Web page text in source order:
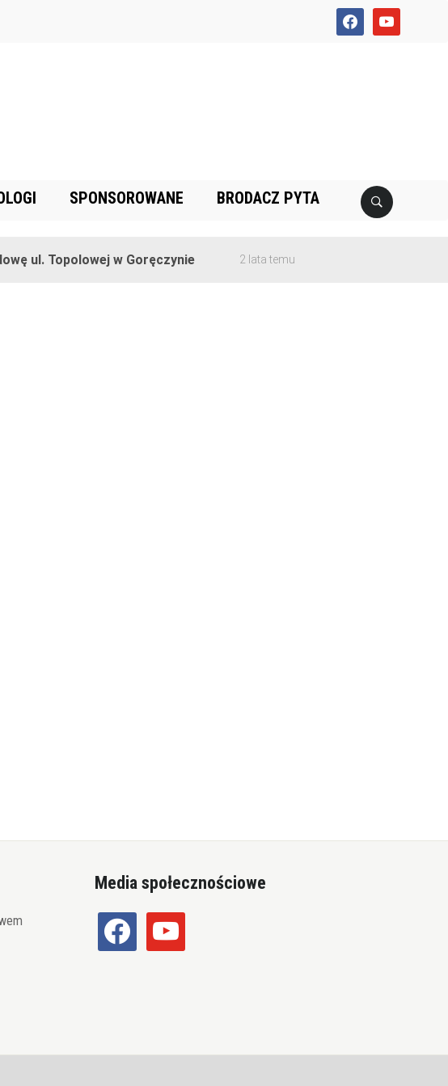
facebookyoutube
SPONSOROWANE BRODACZ PYTA
ul. Topolowej w Goręczynie 2 lata temu
Media społecznościowe
facebook youtube